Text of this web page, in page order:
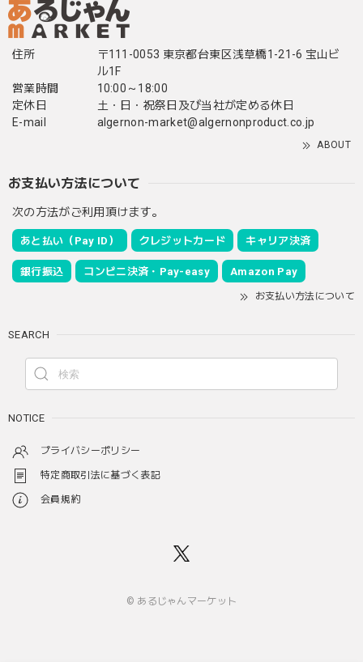
住所
〒111-0053 東京都台東区浅草橋1-21-6 宝山ビ
ル1F
営業時間
10:00～18:00
定休日
土・日・祝祭日及び当社が定める休日
E-mail
algernon-market@algernonproduct.co.jp
ABOUT
お支払い方法について
次の方法がご利用頂けます。
あと払い（Pay ID） クレジットカード キャリア決済
銀行振込 コンビニ決済・Pay-easy Amazon Pay
お支払い方法について
SEARCH
NOTICE
プライバシーポリシー
特定商取引法に基づく表記
会員規約
© あるじゃんマーケット